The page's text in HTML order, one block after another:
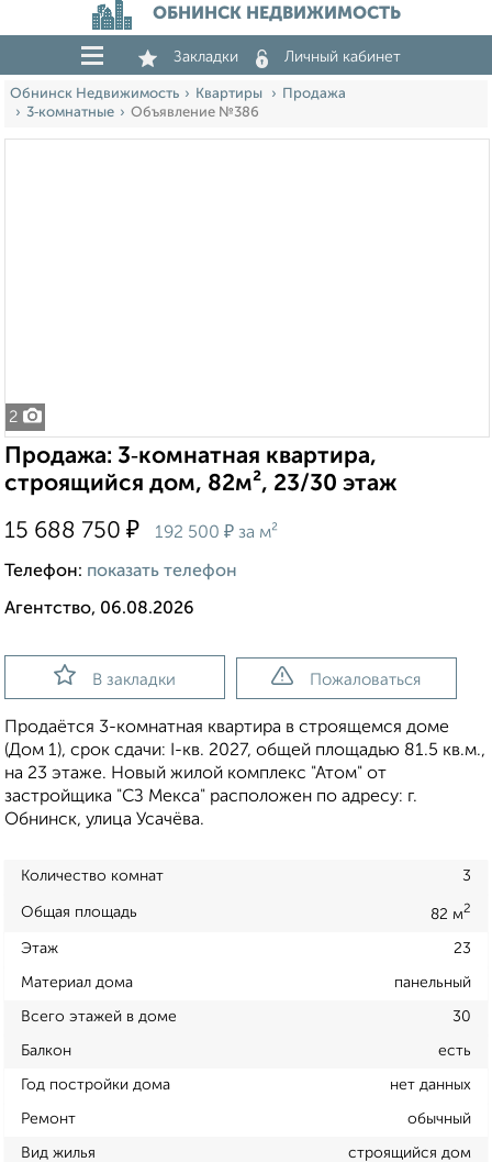
ОБНИНСК НЕДВИЖИМОСТЬ
Закладки Личный кабинет
Обнинск Недвижимость Квартиры
Продажа
3‑комнатные
Объявление №386
2
Продажа: 3‑комнатная квартира,
строящийся дом, 82м², 23/30 этаж
15 688 750 ₽ 192 500 ₽ за м²
Телефон: показать телефон
Агентство, 06.08.2026
В закладки Пожаловаться
Продаётся 3-комнатная квартира в строящемся доме
(Дом 1), срок сдачи: I-кв. 2027, общей площадью 81.5 кв.м.,
на 23 этаже. Новый жилой комплекс "Атом" от
застройщика "СЗ Мекса" расположен по адресу: г.
Обнинск, улица Усачёва.
Количество комнат 3
Общая площадь 82 м2
Этаж 23
Материал дома панельный
Всего этажей в доме 30
Балкон есть
Год постройки дома нет данных
Ремонт обычный
Вид жилья строящийся дом